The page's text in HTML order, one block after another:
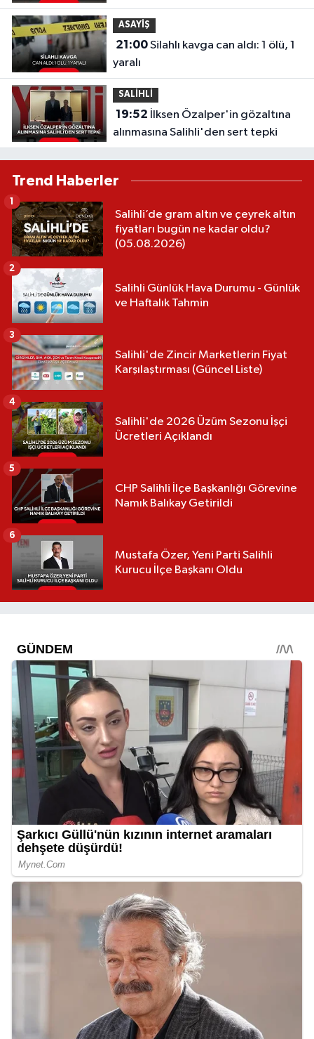
ASAYİŞ
21:00Silahlı kavga can aldı: 1 ölü, 1
yaralı
SALİHLİ
19:52
alınmasına Salihli'den sert tepki
Trend Haberler
Salihli’de gram altın ve çeyrek altın
fiyatları bugün ne kadar oldu?
(05.08.2026)
1
Salihli Günlük Hava Durumu - Günlük
ve Haftalık Tahmin
2
Salihli'de Zincir Marketlerin Fiyat
Karşılaştırması (Güncel Liste)
3
Salihli'de 2026 Üzüm Sezonu İşçi
Ücretleri Açıklandı
4
CHP Salihli İlçe Başkanlığı Görevine
Namık Balıkay Getirildi
5
Mustafa Özer, Yeni Parti Salihli
Kurucu İlçe Başkanı Oldu
6